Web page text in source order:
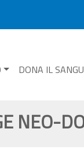
DONA IL
NEO-